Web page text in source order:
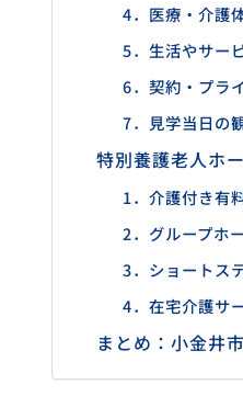
4．医療・介護
5．生活やサー
6．契約・プラ
7．見学当日の
特別養護老人ホ
1．介護付き有
2．グループホ
3．ショートス
4．在宅介護サ
まとめ：小金井